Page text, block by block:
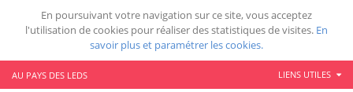
En poursuivant votre navigation sur ce site, vous acceptez
l'utilisation de cookies pour réaliser des statistiques de visites. En
savoir plus et paramétrer les cookies.
AU PAYS DES LEDS LIENS UTILES